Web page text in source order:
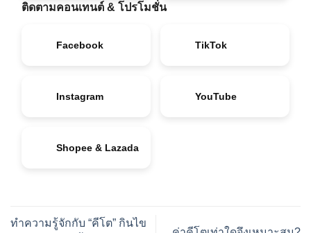
ติดตามคอนเทนต์ & โปรโมชั่น
Facebook TikTok
Instagram YouTube
Shopee & Lazada
ทำความรู้จักกับ “คีโต” กินไข